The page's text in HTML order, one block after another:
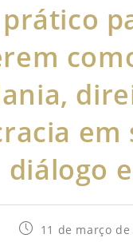
em
diálogo
11 de março de